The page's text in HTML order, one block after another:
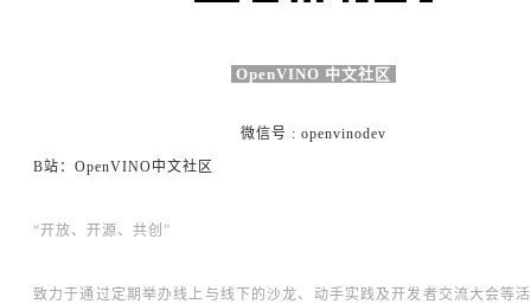
OpenVINO 中文社区
微信号 : openvinodev
B站：OpenVINO中文社区
“开放、开源、共创”
致力于通过定期举办线上与线下的沙龙、动手实践及开发者交流大会等